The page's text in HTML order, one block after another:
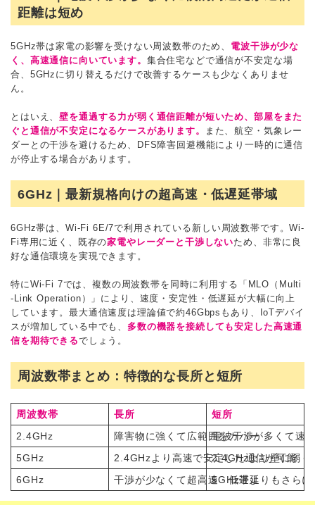
距離は短め
5GHz帯は家電の影響を受けない周波数帯のため、 電波干渉が少な
く、高速通信に向いています。 集合住宅などで通信が不安定な場
合、5GHzに切り替えるだけで改善するケースも少なくありませ
ん。
とはいえ、壁を通過する力が弱く通信距離が短いため、部屋をまた
ぐと通信が不安定になるケースがあります。
また、航空・気象レー
ダーとの干渉を避けるため、DFS障害回避機能により一時的に通信
が停止する場合があります。
6GHz｜最新規格向けの超高速・低遅延帯域
6GHz帯は、Wi-Fi 6E/7で利用されている新しい周波数帯です。Wi-
Fi専用に近く、既存の家電やレーダーと干渉しないため、非常に良
好な通信環境を実現できます。
特にWi-Fi 7では、複数の周波数帯を同時に利用する「MLO（Multi
-Link Operation）」により、速度・安定性・低遅延が大幅に向上
しています。最大通信速度は理論値で約46Gbpsもあり、IoTデバイ
スが増加している中でも、 多数の機器を接続しても安定した高速通
信を期待できるでしょう。
周波数帯まとめ：特徴的な長所と短所
周波数帯 長所
短所
2.4GHz
障害物に強くて広範囲をカバー電波干渉が多くて速
5GHz
2.4GHzより高速で安定した通信が可能
2.4GHzより壁に弱く
6GHz
干渉が少なくて超高速・低遅延
5GHz帯よりもさら